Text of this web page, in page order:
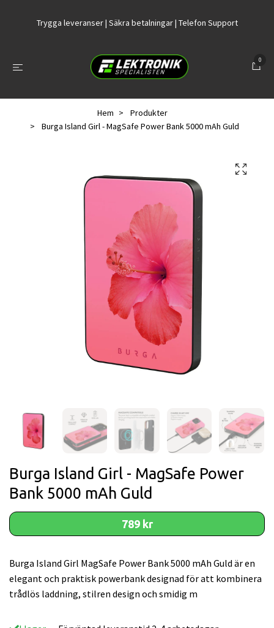
Trygga leveranser | Säkra betalningar | Telefon Support
0
Hem
Produkter
Burga Island Girl - MagSafe Power Bank 5000 mAh Guld
Burga Island Girl - MagSafe Power
Bank 5000 mAh Guld
789 kr
Burga Island Girl MagSafe Power Bank 5000 mAh Guld är en
elegant och praktisk powerbank designad för att kombinera
trådlös laddning, stilren design och smidig m